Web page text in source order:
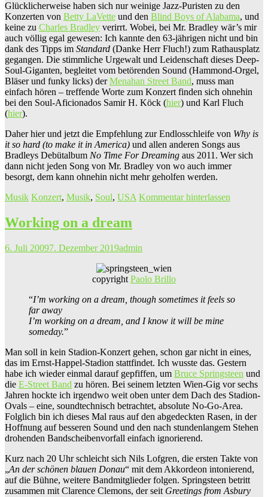
Glücklicherweise haben sich nur weinige Jazz-Puristen zu den
Konzerten von Betty LaVette und den Blind Boys of Alabama, und
keine zu Charles Bradley verirrt. Wobei, bei Mr. Bradley wär’s mir
auch völlig egal gewesen: Ich kannte den 63-jährigen nicht und bin
dank des Tipps im Standard (Danke Herr Fluch!) zum Rathausplatz
gegangen. Die stimmliche Urgewalt und Leidenschaft dieses Deep-
Soul-Giganten, begleitet vom betörenden Sound (Hammond-Orgel,
Bläser und funky licks) derMenahan Street Band, muss man
einfach hören – treffende Worte zum Konzert finden sich ohnehin
bei den Soul-Aficionados Samir H. Köck (hier) und Karl Fluch
(hier).
Daher hier und jetzt die Empfehlung zur Endlosschleife von Why is
it so hard (to make it in America) und allen anderen Songs aus
Bradleys Debütalbum No Time For Dreaming aus 2011. Wer sich
dann nicht jeden Song von Mr. Bradley von wo auch immer
besorgt, dem kann ohnehin nicht mehr geholfen werden.
Musik Konzert, Musik, Soul, USA Kommentar hinterlassen
Working on a dream
6. Juli 20097. Dezember 2019admin
copyright Paolo Brillo
“I’m working on a dream, though sometimes it feels so
far away
I’m working on a dream, and I know it will be mine
someday.”
Man soll in kein Stadion-Konzert gehen, schon gar nicht in eines,
das im Ernst-Happel-Stadion stattfindet. Ich wusste das. Gestern
habe ich wieder einmal darauf gepfiffen, um Bruce Springsteen und
die E-Street Band zu hören. Bei seinem letzten Wien-Gig vor sechs
Jahren hockte ich irgendwo weit oben unter dem Dach des Stadion-
Ovals – eine, soundtechnisch betrachtet, absolute No-Go-Area.
Folglich bin ich dieses Mal raus auf den abgedeckten Rasen, in der
Hoffnung auf besseren Sound und den nach stundenlangem Stehen
drohenden Bandscheibenvorfall einfach ignorierend.
Kurz nach 20 Uhr schleicht sich Nils Lofgren, die ersten Takte von
„An der schönen blauen Donau“ mit dem Akkordeon intonierend,
auf die Bühne, weitere Bandmitglieder folgen. Springsteen betritt
zusammen mit Clarence Clemons, der seit Greetings from Asbury